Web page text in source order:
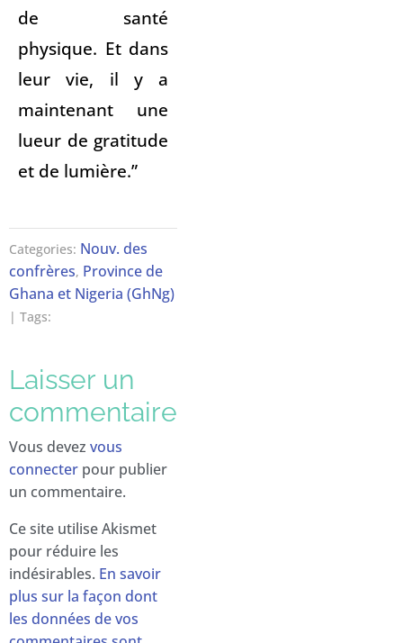
de santé
physique. Et dans
leur vie, il y a
maintenant une
lueur de gratitude
et de lumière.”
Categories: Nouv. des
confrères, Province de
Ghana et Nigeria (GhNg)
| Tags:
Laisser un
commentaire
Vous devez vous
connecter pour publier
un commentaire.
Ce site utilise Akismet
pour réduire les
indésirables. En savoir
plus sur la façon dont
les données de vos